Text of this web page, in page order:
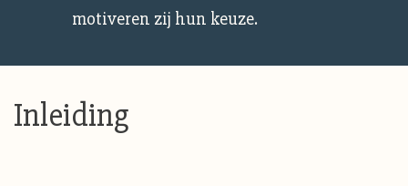
motiveren zij hun keuze.
Inleiding